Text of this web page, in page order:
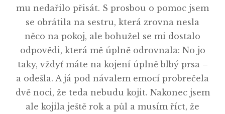
mu nedařilo přisát. S prosbou o pomoc jsem
se obrátila na sestru, která zrovna nesla
něco na pokoj, ale bohužel se mi dostalo
odpovědi, která mě úplně odrovnala: No jo
taky, vždyť máte na kojení úplně blbý prsa –
a odešla. A já pod návalem emocí probrečela
dvě noci, že teda nebudu kojit. Nakonec jsem
ale kojila ještě rok a půl a musím říct, že